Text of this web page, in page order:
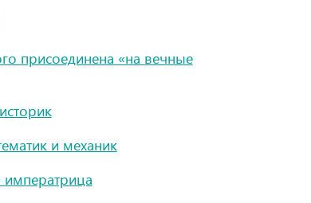
присоединена «на вечные
и механик
императрица